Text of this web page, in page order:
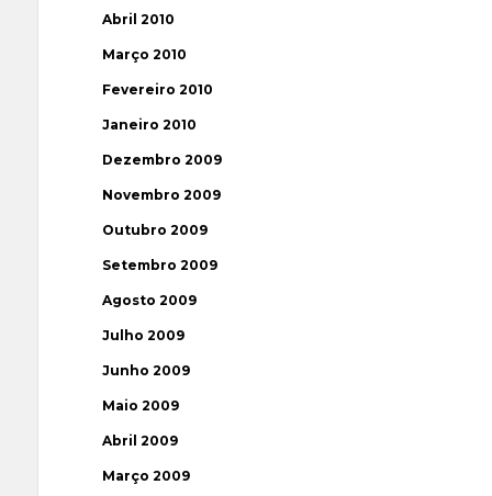
Abril 2010
Março 2010
Fevereiro 2010
Janeiro 2010
Dezembro 2009
Novembro 2009
Outubro 2009
Setembro 2009
Agosto 2009
Julho 2009
Junho 2009
Maio 2009
Abril 2009
Março 2009